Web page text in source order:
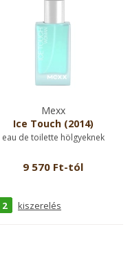
Mexx
Ice Touch (2014)
eau de toilette hölgyeknek
9 570 Ft-tól
2 kiszerelés